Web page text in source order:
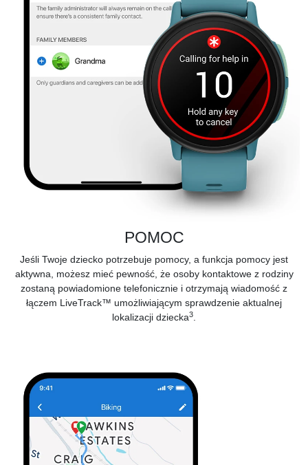
POMOC
Jeśli Twoje dziecko potrzebuje pomocy, a funkcja pomocy jest
aktywna, możesz mieć pewność, że osoby kontaktowe z rodziny
zostaną powiadomione telefonicznie i otrzymają wiadomość z
łączem LiveTrack™ umożliwiającym sprawdzenie aktualnej
lokalizacji dziecka3